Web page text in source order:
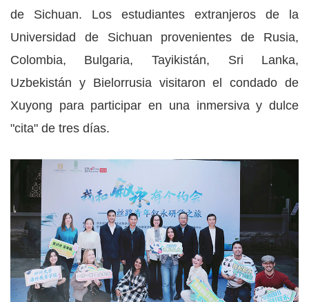
de Sichuan. Los estudiantes extranjeros de la
Universidad de Sichuan provenientes de Rusia,
Colombia, Bulgaria, Tayikistán, Sri Lanka,
Uzbekistán y Bielorrusia visitaron el condado de
Xuyong para participar en una inmersiva y dulce
"cita" de tres días.